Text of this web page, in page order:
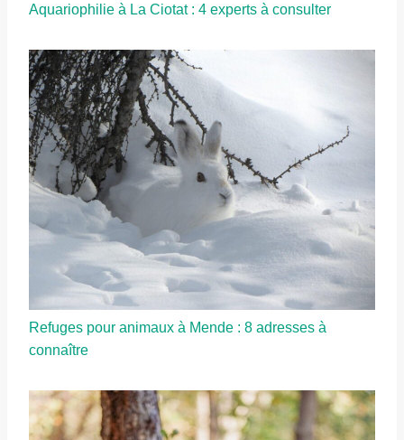
Aquariophilie à La Ciotat : 4 experts à consulter
Refuges pour animaux à Mende : 8 adresses à
connaître